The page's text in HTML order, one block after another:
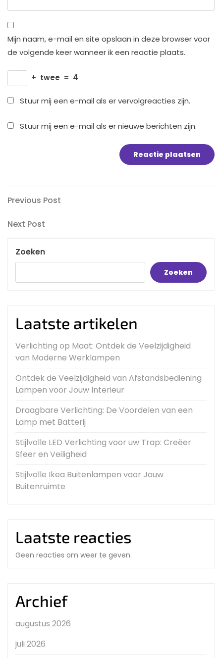
Mijn naam, e-mail en site opslaan in deze browser voor
de volgende keer wanneer ik een reactie plaats.
+ twee = 4
Stuur mij een e-mail als er vervolgreacties zijn.
Stuur mij een e-mail als er nieuwe berichten zijn.
Bericht
navigatie
Previous
Previous Post
Next
Next Post
Zoeken
Zoeken
Laatste artikelen
Verlichting op Maat: Ontdek de Veelzijdigheid
van Moderne Werklampen
Ontdek de Veelzijdigheid van Afstandsbediening
Lampen voor Jouw Interieur
Draagbare Verlichting: De Voordelen van een
Lamp met Batterij
Stijlvolle LED Verlichting voor uw Trap: Creëer
Sfeer en Veiligheid
Stijlvolle Ikea Buitenlampen voor Jouw
Buitenruimte
Laatste reacties
Geen reacties om weer te geven.
Archief
augustus 2026
juli 2026